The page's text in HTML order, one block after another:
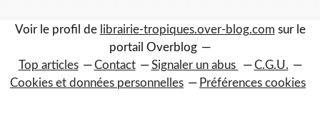
Voir le profil de librairie-tropiques.over-blog.com sur le
portail Overblog
Top articles
Contact Signaler un abus
C.G.U.
Cookies et données personnelles
Préférences cookies